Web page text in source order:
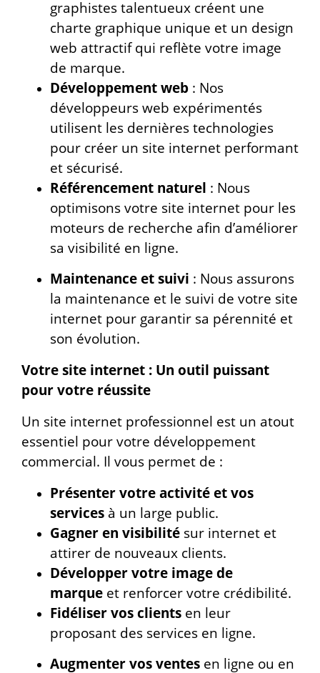
graphistes talentueux créent une
charte graphique unique et un design
web attractif qui reflète votre image
de marque.
Développement web : Nos
développeurs web expérimentés
utilisent les dernières technologies
pour créer un site internet performant
et sécurisé.
Référencement naturel : Nous
optimisons votre site internet pour les
moteurs de recherche afin d’améliorer
sa visibilité en ligne.
Maintenance et suivi : Nous assurons
la maintenance et le suivi de votre site
internet pour garantir sa pérennité et
son évolution.
Votre site internet : Un outil puissant
pour votre réussite
Un site internet professionnel est un atout
essentiel pour votre développement
commercial. Il vous permet de :
Présenter votre activité et vos
services à un large public.
Gagner en visibilité sur internet et
attirer de nouveaux clients.
Développer votre image de
marque et renforcer votre crédibilité.
Fidéliser vos clients en leur
proposant des services en ligne.
Augmenter vos ventes en ligne ou en